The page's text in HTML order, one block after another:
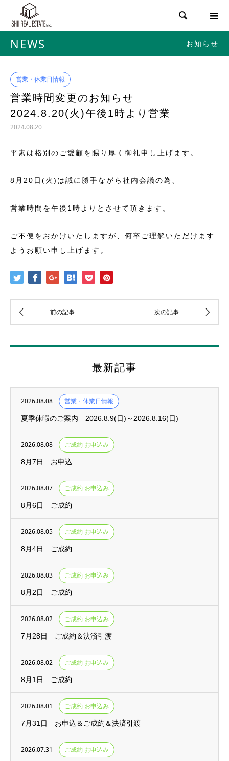

NEWS お知らせ
営業・休業日情報
営業時間変更のお知らせ
2024.8.20(火)午後1時より営業
2024.08.20
平素は格別のご愛顧を賜り厚く御礼申し上げます。
8月20日(火)は誠に勝手ながら社内会議の為、
営業時間を午後1時よりとさせて頂きます。
ご不便をおかけいたしますが、何卒ご理解いただけます
ようお願い申し上げます。
最新記事
2026.08.08 営業・休業日情報
夏季休暇のご案内 2026.8.9(日)～2026.8.16(日)
2026.08.08 ご成約 お申込み
8月7日 お申込
2026.08.07 ご成約 お申込み
8月6日 ご成約
2026.08.05 ご成約 お申込み
8月4日 ご成約
2026.08.03 ご成約 お申込み
8月2日 ご成約
2026.08.02 ご成約 お申込み
7月28日 ご成約＆決済引渡
2026.08.02 ご成約 お申込み
8月1日 ご成約
2026.08.01 ご成約 お申込み
7月31日 お申込＆ご成約＆決済引渡
2026.07.31 ご成約 お申込み